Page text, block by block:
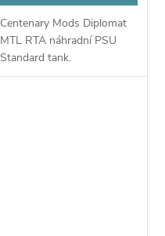
Centenary Mods Diplomat
MTL RTA náhradní PSU
Standard tank.